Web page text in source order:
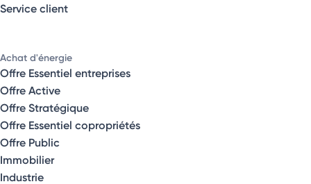
Service client
Achat d'énergie
Offre Essentiel entreprises
Offre Active
Offre Stratégique
Offre Essentiel copropriétés
Offre Public
Immobilier
Industrie